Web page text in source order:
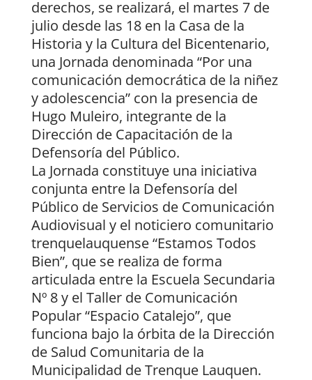
derechos, se realizará, el martes 7 de
julio desde las 18 en la Casa de la
Historia y la Cultura del Bicentenario,
una Jornada denominada “Por una
comunicación democrática de la niñez
y adolescencia” con la presencia de
Hugo Muleiro, integrante de la
Dirección de Capacitación de la
Defensoría del Público.
La Jornada constituye una iniciativa
conjunta entre la Defensoría del
Público de Servicios de Comunicación
Audiovisual y el noticiero comunitario
trenquelauquense “Estamos Todos
Bien”, que se realiza de forma
articulada entre la Escuela Secundaria
Nº 8 y el Taller de Comunicación
Popular “Espacio Catalejo”, que
funciona bajo la órbita de la Dirección
de Salud Comunitaria de la
Municipalidad de Trenque Lauquen.